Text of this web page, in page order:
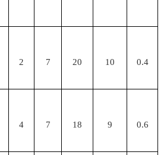
2 7 20 10 0.4
4 7 18 9 0.6